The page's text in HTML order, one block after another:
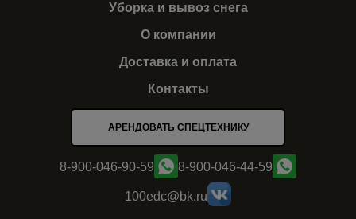
Уборка и вывоз снега
О компании
Доставка и оплата
Контакты
АРЕНДОВАТЬ СПЕЦТЕХНИКУ
8-900-046-90-59 8-900-046-44-59
100edc@bk.ru